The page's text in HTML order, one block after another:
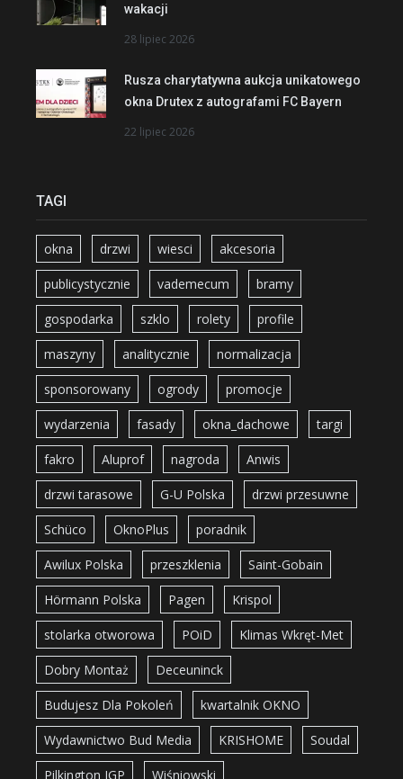
wakacji
28 lipiec 2026
Rusza charytatywna aukcja unikatowego
okna Drutex z autografami FC Bayern
22 lipiec 2026
TAGI
okna drzwi wiesci akcesoria
publicystycznie vademecum bramy
gospodarka szklo rolety profile
maszyny analitycznie normalizacja
sponsorowany ogrody promocje
wydarzenia fasady okna_dachowe targi
fakro Aluprof nagroda Anwis
drzwi tarasowe G-U Polska drzwi przesuwne
Schüco OknoPlus poradnik
Awilux Polska przeszklenia Saint-Gobain
Hörmann Polska Pagen Krispol
stolarka otworowa POiD Klimas Wkręt-Met
Dobry Montaż Deceuninck
Budujesz Dla Pokoleń kwartalnik OKNO
Wydawnictwo Bud Media KRISHOME Soudal
Pilkington IGP Wiśniowski